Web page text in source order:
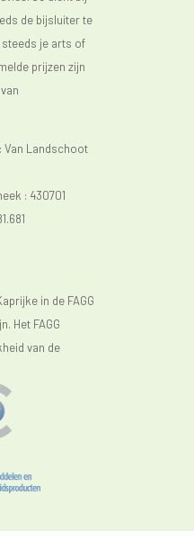
de bijsluiter te
steeds je arts of
prijzen zijn
Van Landschoot
: 430701
in de FAGG
Het FAGG
van de